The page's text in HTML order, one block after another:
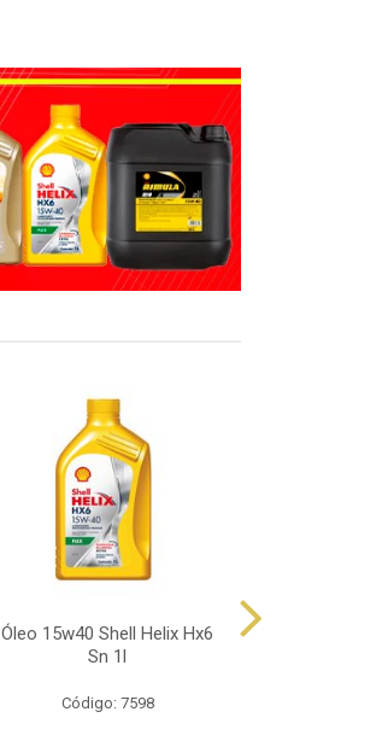
Óleo 15w40 Shell Helix Hx6
Sn 1l
Código: 7598